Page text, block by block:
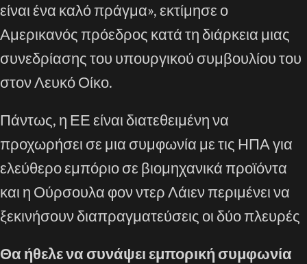
είναι ένα καλό πράγμα», εκτίμησε ο
Αμερικανός πρόεδρος κατά τη διάρκεια μιας
συνεδρίασης του υπουργικού συμβουλίου του
στον Λευκό Οίκο.
Πάντως, η ΕΕ είναι διατεθειμένη να
προχωρήσει σε μια συμφωνία με τις ΗΠΑ για
ελεύθερο εμπόριο σε βιομηχανικά προϊόντα
και η Ούρσουλα φον ντερ Λάιεν περιμένει να
ξεκινήσουν διαπραγματεύσεις οι δύο πλευρές
Θα ήθελε να συνάψει εμπορική συμφωνία